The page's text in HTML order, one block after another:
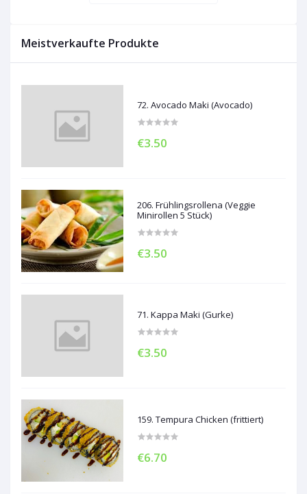
Meistverkaufte Produkte
72. Avocado Maki (Avocado)
€3.50
206. Frühlingsrollena (Veggie
Minirollen 5 Stück)
€3.50
71. Kappa Maki (Gurke)
€3.50
159. Tempura Chicken (frittiert)
€6.70